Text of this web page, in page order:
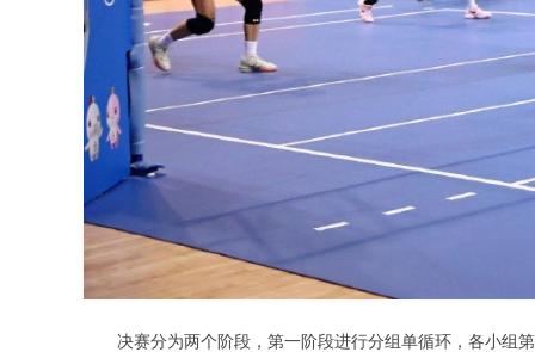
决赛分为两个阶段，第一阶段进行分组单循环，各小组第